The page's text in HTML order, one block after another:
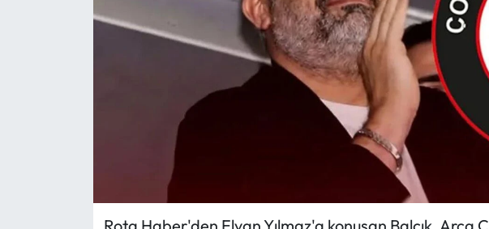
İskilip Haberleri